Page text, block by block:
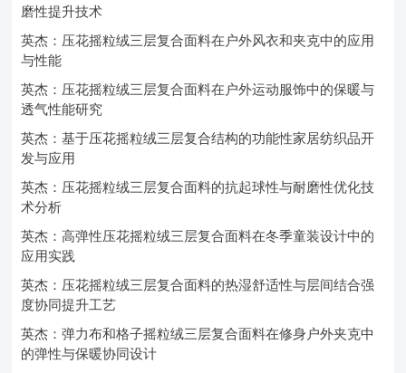
磨性提升技术
英杰：压花摇粒绒三层复合面料在户外风衣和夹克中的应用
与性能
英杰：压花摇粒绒三层复合面料在户外运动服饰中的保暖与
透气性能研究
英杰：基于压花摇粒绒三层复合结构的功能性家居纺织品开
发与应用
英杰：压花摇粒绒三层复合面料的抗起球性与耐磨性优化技
术分析
英杰：高弹性压花摇粒绒三层复合面料在冬季童装设计中的
应用实践
英杰：压花摇粒绒三层复合面料的热湿舒适性与层间结合强
度协同提升工艺
英杰：弹力布和格子摇粒绒三层复合面料在修身户外夹克中
的弹性与保暖协同设计